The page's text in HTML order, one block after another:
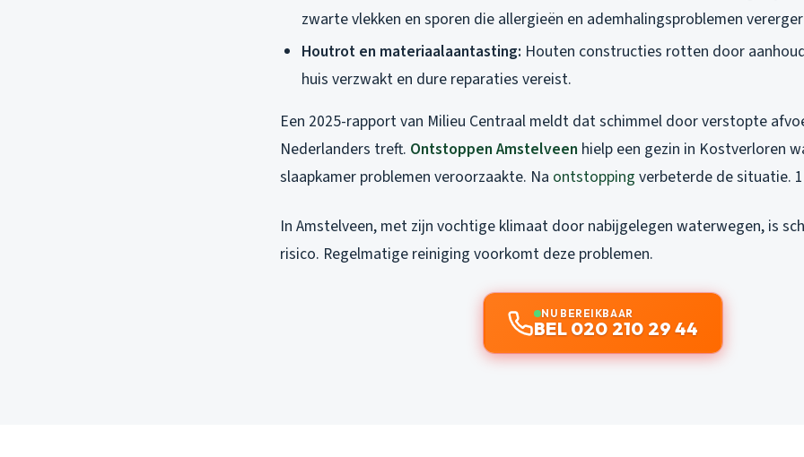
zwarte vlekken en sporen die allergieën en ademhalingsproblemen
Houtrot en materiaalaantasting: Houten constructies rotten door
huis verzwakt en dure reparaties vereist.
Een 2025-rapport van Milieu Centraal meldt dat schimmel door verstopte
Nederlanders treft. Ontstoppen Amstelveen hielp een gezin in Kostverloren
slaapkamer problemen veroorzaakte. Na ontstopping verbeterde de situatie.
In Amstelveen, met zijn vochtige klimaat door nabijgelegen waterwegen, is
risico. Regelmatige reiniging voorkomt deze problemen.
NU BEREIKBAAR
BEL 020 210 29 44